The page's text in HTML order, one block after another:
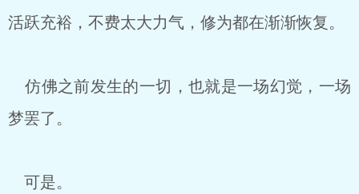
活跃充裕，不费太大力气，修为都在渐渐恢复。
仿佛之前发生的一切，也就是一场幻觉，一场
梦罢了。
可是。